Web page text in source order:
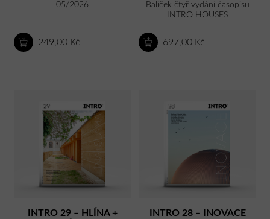
05/2026
249,00 Kč
Balíček čtyř vydání časopisu
INTRO HOUSES
697,00 Kč
INTRO 29 – HLÍNA + INTRO 28 – INOVACE